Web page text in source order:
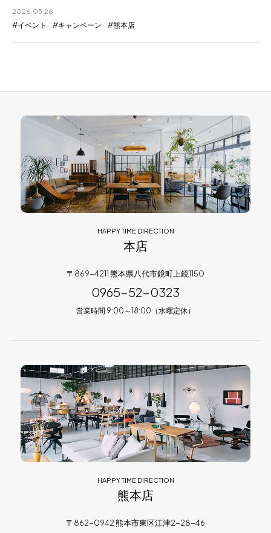
2026.05.26
イベント キャンペーン 熊本店
HAPPY TIME DIRECTION
本店
〒869-4211 熊本県八代市鏡町上鏡1150
0965-52-0323
営業時間 9:00～18:00（水曜定休）
HAPPY TIME DIRECTION
熊本店
〒862-0942 熊本市東区江津2-28-46